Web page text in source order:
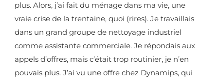
plus. Alors, j’ai fait du ménage dans ma vie, une
vraie crise de la trentaine, quoi (rires). Je travaillais
dans un grand groupe de nettoyage industriel
comme assistante commerciale. Je répondais aux
appels d’offres, mais c’était trop routinier, je n’en
pouvais plus. J’ai vu une offre chez Dynamips, qui